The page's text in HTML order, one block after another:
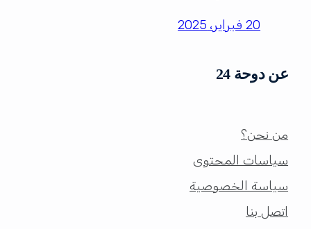
20 فبراير، 2025
عن دوحة 24
من نحن؟
سياسات المحتوى
سياسة الخصوصية
اتصل بنا